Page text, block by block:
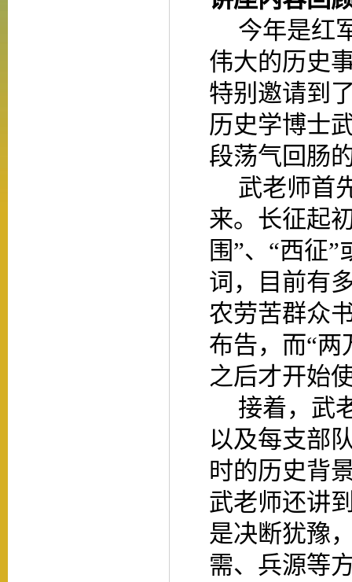
今年是红
伟大的历史
特别邀请到
历史学博士
段荡气回肠
武老师首
来。长征起
围”、“西征
词，目前有
农劳苦群众
布告，而“两
之后才开始
接着，武
以及每支部
时的历史背
武老师还讲
是决断犹豫
需、兵源等